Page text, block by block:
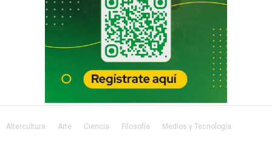
Altercultura Arte Ciencia Filosofía Medios y Tecnología